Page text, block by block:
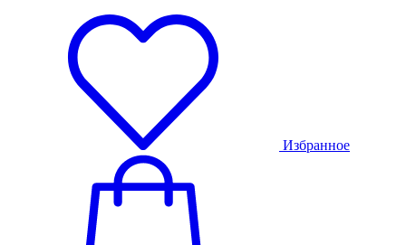
Избранное